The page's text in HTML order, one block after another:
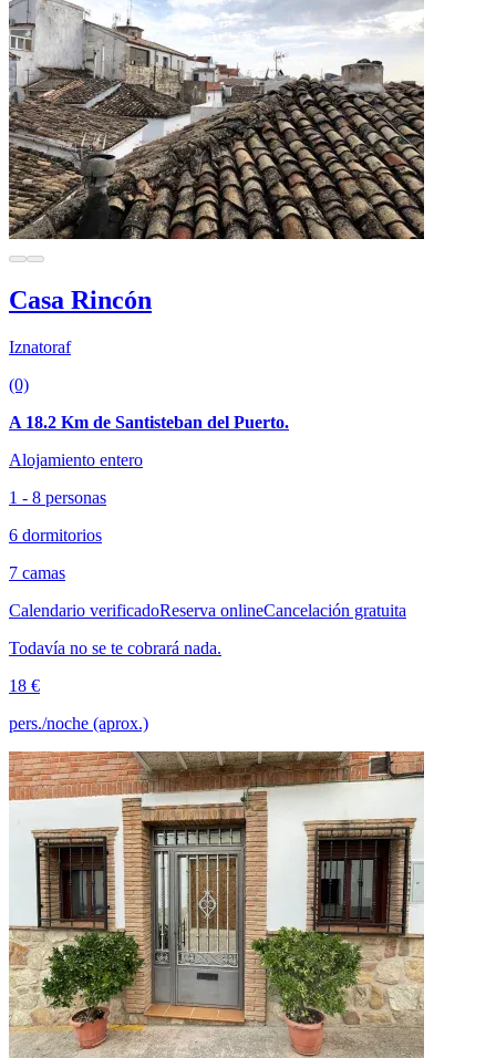
Casa Rincón
Iznatoraf
(0)
A 18.2 Km de Santisteban del Puerto.
Alojamiento entero
1 - 8 personas
6 dormitorios
7 camas
Calendario verificadoReserva onlineCancelación gratuita
Todavía no se te cobrará nada.
18 €
pers./noche (aprox.)